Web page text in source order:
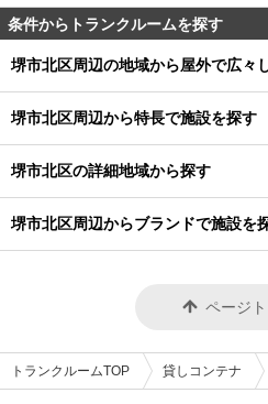
条件からトランクルームを探す
堺市北区周辺の地域から屋外で広々
堺市北区周辺から特長で施設を探す
堺市北区の詳細地域から探す
堺市北区周辺からブランドで施設を
ページ
トランクルームTOP 貸しコンテナ